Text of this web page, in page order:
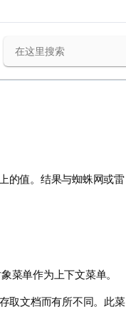
的值。结果与蜘蛛网或雷
菜单作为上下文菜单。
取文档而有所不同。此菜